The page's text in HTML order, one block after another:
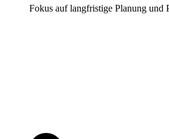
Fokus auf langfristige Planung und